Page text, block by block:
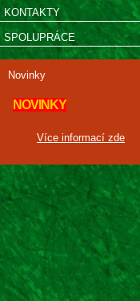
KONTAKTY
SPOLUPRÁCE
Novinky
NOVINKY
Více informací zde